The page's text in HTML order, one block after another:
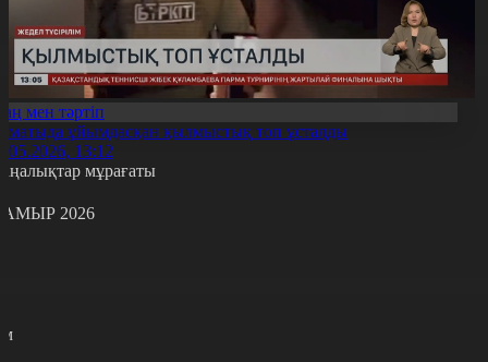
мен тәртіп
ұйымдасқан қылмыстық топ ұсталды
13:12
мұрағаты
2026